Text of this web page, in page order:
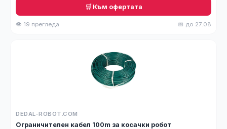
🛒 Към офертата
👁 19 прегледа 📅 до 27.08
DEDAL-ROBOT.COM
Ограничителен кабел 100m за косачки робот